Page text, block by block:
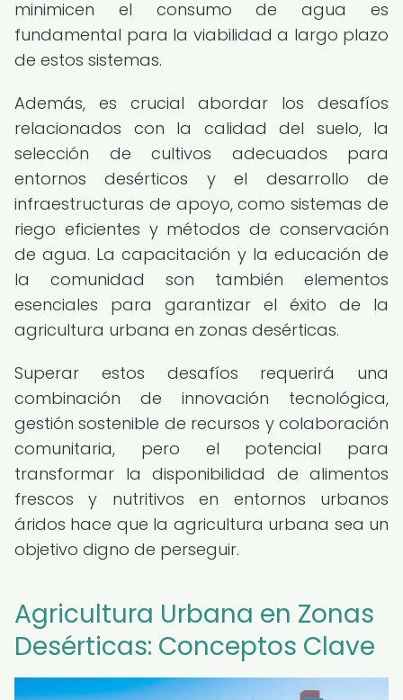
minimicen el consumo de agua es
fundamental para la viabilidad a largo plazo
de estos sistemas.
Además, es crucial abordar los desafíos
relacionados con la calidad del suelo, la
selección de cultivos adecuados para
entornos desérticos y el desarrollo de
infraestructuras de apoyo, como sistemas de
riego eficientes y métodos de conservación
de agua. La capacitación y la educación de
la comunidad son también elementos
esenciales para garantizar el éxito de la
agricultura urbana en zonas desérticas.
Superar estos desafíos requerirá una
combinación de innovación tecnológica,
gestión sostenible de recursos y colaboración
comunitaria, pero el potencial para
transformar la disponibilidad de alimentos
frescos y nutritivos en entornos urbanos
áridos hace que la agricultura urbana sea un
objetivo digno de perseguir.
Agricultura Urbana en Zonas
Desérticas: Conceptos Clave